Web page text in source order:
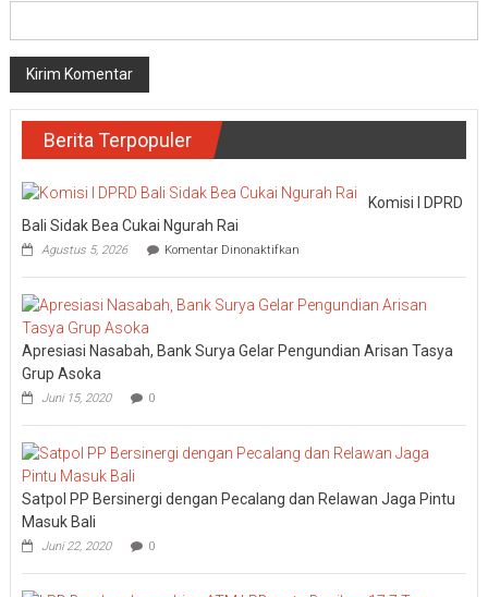
Berita Terpopuler
Komisi I DPRD
Bali Sidak Bea Cukai Ngurah Rai
Agustus 5, 2026 Komentar Dinonaktifkanpada
I
DPRD
Bali
Bea
Apresiasi Nasabah, Bank Surya Gelar Pengundian Arisan Tasya
Grup Asoka
Juni 15, 2020 0
Satpol PP Bersinergi dengan Pecalang dan Relawan Jaga Pintu
Masuk Bali
Juni 22, 2020 0